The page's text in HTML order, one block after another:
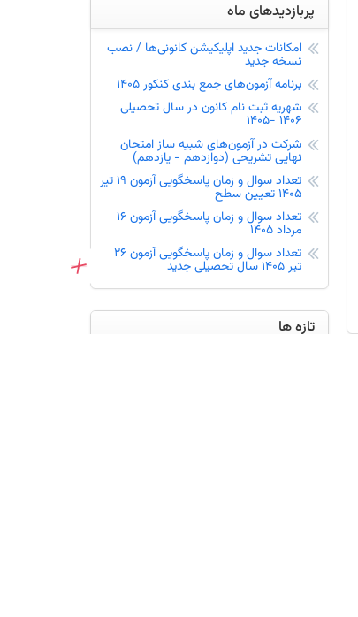
پربازدیدهای ماه
امکانات جدید اپلیکیشن کانونی‌ها / نصب
نسخه جدید
برنامه آزمون‌های جمع بندی کنکور 1405
شهریه ثبت نام کانون در سال تحصیلی
1406 -1405
شرکت در آزمون‌های شبیه ساز امتحان
نهایی تشریحی (دوازدهم - یازدهم)
تعداد سوال و زمان پاسخگویی آزمون 19 تیر
1405 تعیین سطح
تعداد سوال و زمان پاسخگویی آزمون 16
مرداد 1405
تعداد سوال و زمان پاسخگویی آزمون 26
تیر 1405 سال تحصیلی جدید
تازه ها